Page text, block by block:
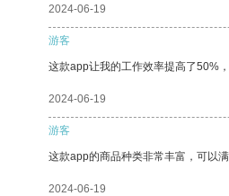
2024-06-19
游客
这款app让我的工作效率提高了50%
2024-06-19
游客
这款app的商品种类非常丰富，可以满
2024-06-19